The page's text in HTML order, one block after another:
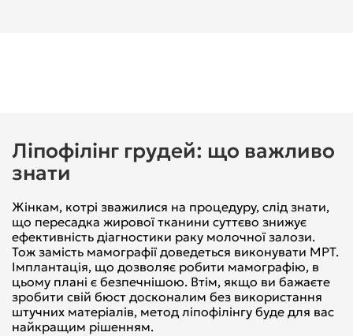
Ліпофілінг грудей: що важливо
знати
Жінкам, котрі зважилися на процедуру, слід знати,
що пересадка жирової тканини суттєво знижує
ефективність діагностики раку молочної залози.
Тож замість мамографії доведеться виконувати МРТ.
Імплантація, що дозволяє робити мамографію, в
цьому плані є безпечнішою. Втім, якщо ви бажаєте
зробити свій бюст досконалим без використання
штучних матеріалів, метод ліпофілінгу буде для вас
найкращим рішенням.